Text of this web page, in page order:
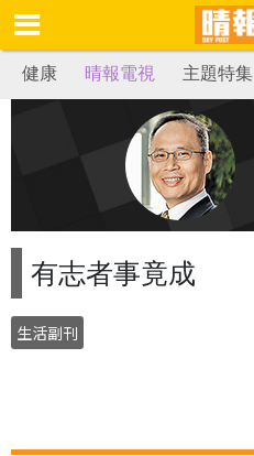
健康 晴報電視 主題特集
有志者事竟成
生活副刊